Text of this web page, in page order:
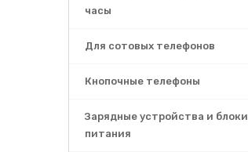
часы
Для сотовых телефонов
Кнопочные телефоны
Зарядные устройства и блоки
питания